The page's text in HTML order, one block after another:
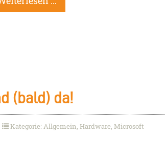
(bald) da!
Kategorie: Allgemein, Hardware, Microsoft